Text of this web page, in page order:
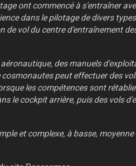
ont commencé à s'entraîner
dans le pilotage de divers
de vol du centre d'entraînement
des manuels
peut effectuer des
les compétences sont
le cockpit arrière, puis des vols
et complexe, à basse,